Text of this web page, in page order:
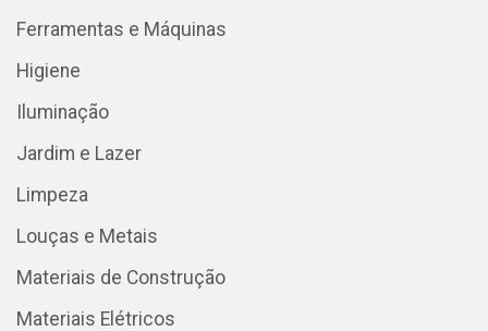
Ferramentas e Máquinas
Higiene
Iluminação
Jardim e Lazer
Limpeza
Louças e Metais
Materiais de Construção
Materiais Elétricos